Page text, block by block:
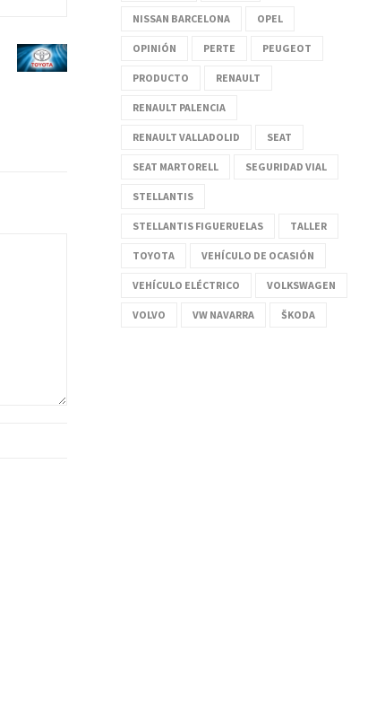
NISSAN BARCELONA OPEL
OPINIÓN PERTE PEUGEOT
PRODUCTO RENAULT
RENAULT PALENCIA
RENAULT VALLADOLID SEAT
SEAT MARTORELL SEGURIDAD VIAL
STELLANTIS
STELLANTIS FIGUERUELAS TALLER
TOYOTA VEHÍCULO DE OCASIÓN
VEHÍCULO ELÉCTRICO VOLKSWAGEN
VOLVO VW NAVARRA ŠKODA